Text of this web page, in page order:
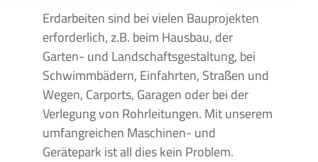
JOBS
Erdarbeiten sind bei vielen Bauprojekten
erforderlich, z.B. beim Hausbau, der
Garten- und Landschaftsgestaltung, bei
Schwimmbädern, Einfahrten, Straßen und
Wegen, Carports, Garagen oder bei der
Verlegung von Rohrleitungen. Mit unserem
umfangreichen Maschinen- und
Gerätepark ist all dies kein Problem.